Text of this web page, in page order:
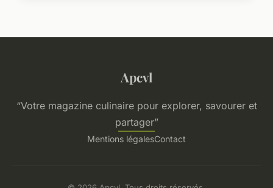
Apcvl
“Votre magazine culinaire pour explorer, savourer et
partager”
Mentions légalesContact